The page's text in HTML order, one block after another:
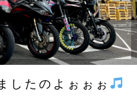
したのよぉぉぉ